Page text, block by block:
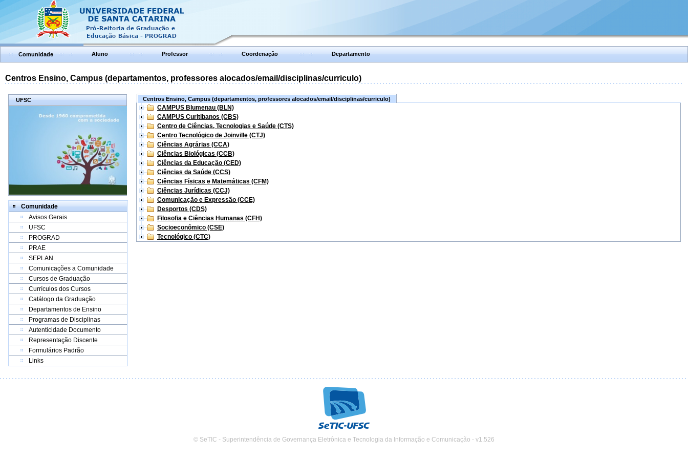
Comunidade Aluno Professor Coordenação Departamento
Centros Ensino, Campus (departamentos, professores alocados/email/disciplinas/curriculo)
UFSC
Comunidade
Avisos Gerais
UFSC
PROGRAD
PRAE
SEPLAN
Comunicações a Comunidade
Cursos de Graduação
Currículos dos Cursos
Catálogo da Graduação
Departamentos de Ensino
Programas de Disciplinas
Autenticidade Documento
Representação Discente
Formulários Padrão
Links
Centros Ensino, Campus (departamentos, professores alocados/email/disciplinas/curriculo)
CAMPUS Blumenau (BLN)
CAMPUS Curitibanos (CBS)
Centro de Ciências, Tecnologias e Saúde (CTS)
Centro Tecnológico de Joinville (CTJ)
Ciências Agrárias (CCA)
Ciências Biológicas (CCB)
Ciências da Educação (CED)
Ciências da Saúde (CCS)
Ciências Físicas e Matemáticas (CFM)
Ciências Jurídicas (CCJ)
Comunicação e Expressão (CCE)
Desportos (CDS)
Filosofia e Ciências Humanas (CFH)
Socioeconômico (CSE)
Tecnológico (CTC)
© SeTIC - Superintendência de Governança Eletrônica e Tecnologia da Informação e Comunicação - v1.526